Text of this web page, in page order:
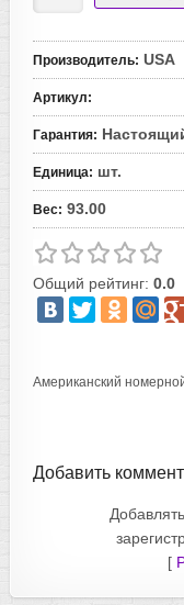
Производитель: USA
Артикул:
Гарантия:
Единица: шт.
Вес: 93.00
Общий рейтинг: 0.0
Американский
Добавить
[